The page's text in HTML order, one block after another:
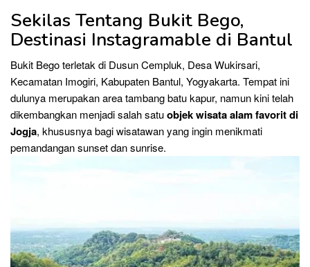
Sekilas Tentang Bukit Bego,
Destinasi Instagramable di Bantul
Bukit Bego terletak di Dusun Cempluk, Desa Wukirsari,
Kecamatan Imogiri, Kabupaten Bantul, Yogyakarta. Tempat ini
dulunya merupakan area tambang batu kapur, namun kini telah
dikembangkan menjadi salah satuobjek wisata alam favorit di
Jogja, khususnya bagi wisatawan yang ingin menikmati
pemandangan sunset dan sunrise.